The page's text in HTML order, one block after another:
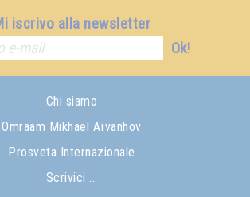
iscrivo alla newsletter
Ok!
Chi siamo
Omraam Mikhaël Aïvanhov
Prosveta Internazionale
Scrivici ...